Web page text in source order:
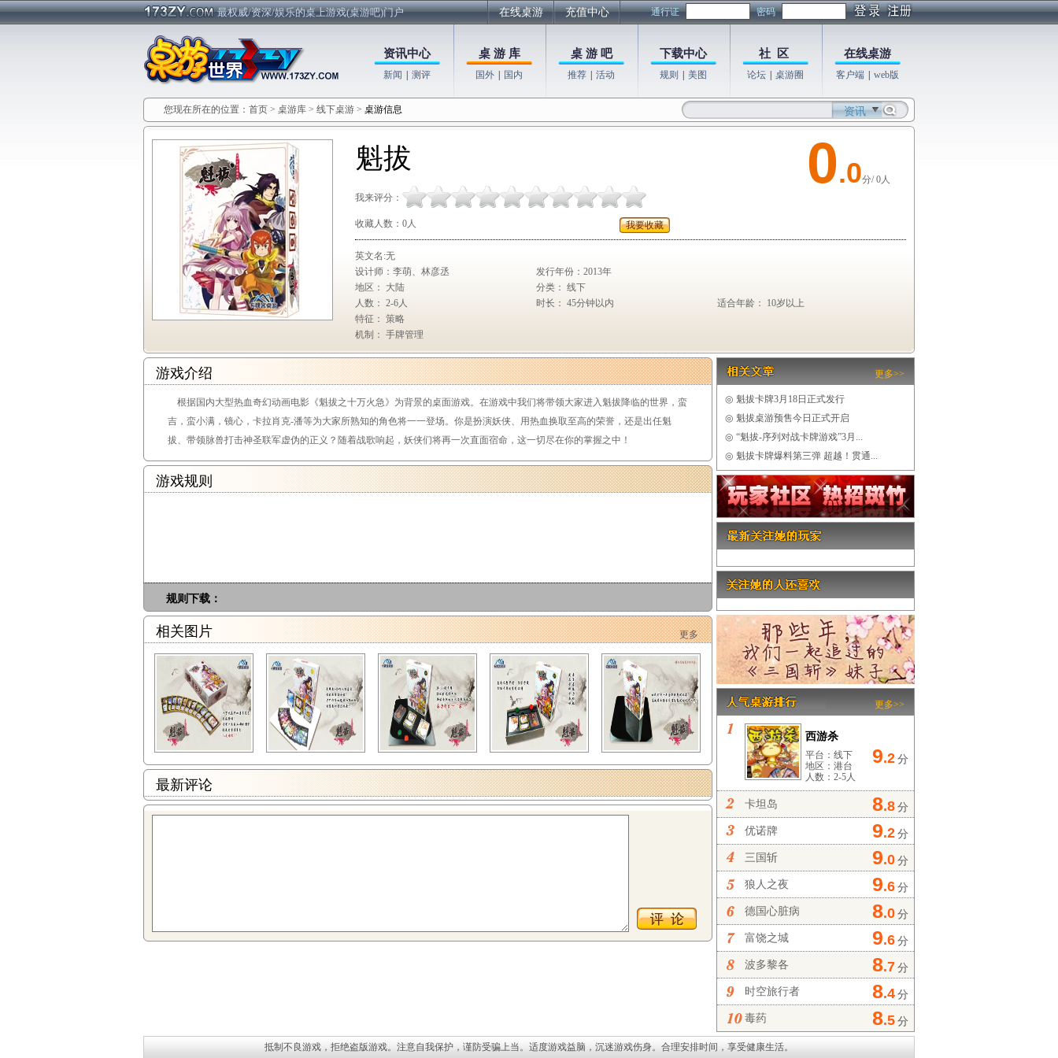
最权威/资深/娱乐的桌上游戏(桌游吧)门户 在线桌游 充值中心 通行证 密码
资讯中心
新闻 测评
桌 游 库
国外 国内
桌 游 吧
推荐 活动
下载中心
规则 美图
社 区
论坛 桌游圈
在线桌游
客户端 web版
您现在所在的位置： 首页 > 桌游库 > 线下桌游 > 桌游信息 资讯
魁拔
我来评分：
收藏人数： 0人
0.0分/ 0人
我要收藏
英文名:无
设计师：李萌、林彦丞
发行年份：2013年
地区： 大陆
分类： 线下
人数： 2-6人
时长： 45分钟以内
适合年龄： 10岁以上
特征： 策略
机制： 手牌管理
游戏介绍
根据国内大型热血奇幻动画电影《魁拔之十万火急》为背景的桌面游戏。在游戏中我们将带领大家进入魁拔降临的世界，蛮
吉，蛮小满，镜心，卡拉肖克-潘等为大家所熟知的角色将一一登场。你是扮演妖侠、用热血换取至高的荣誉，还是出任魁
拔、带领脉兽打击神圣联军虚伪的正义？随着战歌响起，妖侠们将再一次直面宿命，这一切尽在你的掌握之中！
游戏规则
规则下载：
相关图片 更多
最新评论
更多>>
◎ 魁拔卡牌3月18日正式发行
◎ 魁拔桌游预售今日正式开启
◎ “魁拔-序列对战卡牌游戏”3月...
◎ 魁拔卡牌爆料第三弹 超越！贯通...
更多>>
9.2 分
西游杀
平台：线下
地区：港台
人数：2-5人
8.8 分
卡坦岛
9.2 分
优诺牌
9.0 分
三国斩
9.6 分
狼人之夜
8.0 分
德国心脏病
9.6 分
富饶之城
8.7 分
波多黎各
8.4 分
时空旅行者
8.5 分
毒药
抵制不良游戏，拒绝盗版游戏。注意自我保护，谨防受骗上当。适度游戏益脑，沉迷游戏伤身。合理安排时间，享受健康生活。